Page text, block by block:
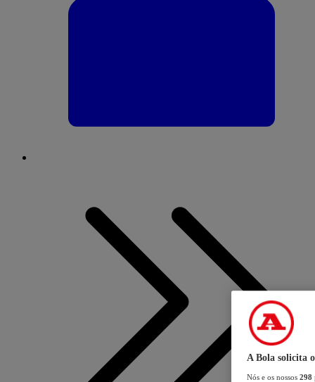
A Bola solicita
Nós e os nossos 298